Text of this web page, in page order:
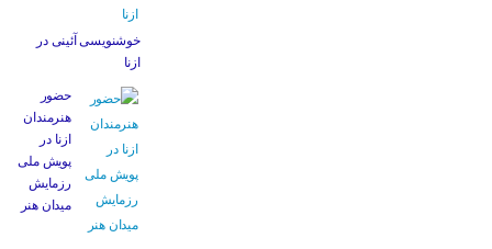
خوشنویسی آئینی در
ازنا
حضور
هنرمندان
ازنا در
پویش ملی
رزمایش
میدان هنر